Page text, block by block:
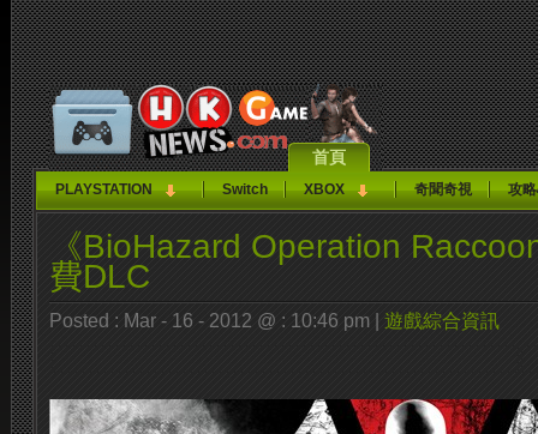
首頁
PLAYSTATION Switch XBOX 奇聞奇視 攻
《BioHazard Operation
費DLC
Posted : Mar - 16 - 2012 @ : 10:46 pm | 遊戲綜合資訊